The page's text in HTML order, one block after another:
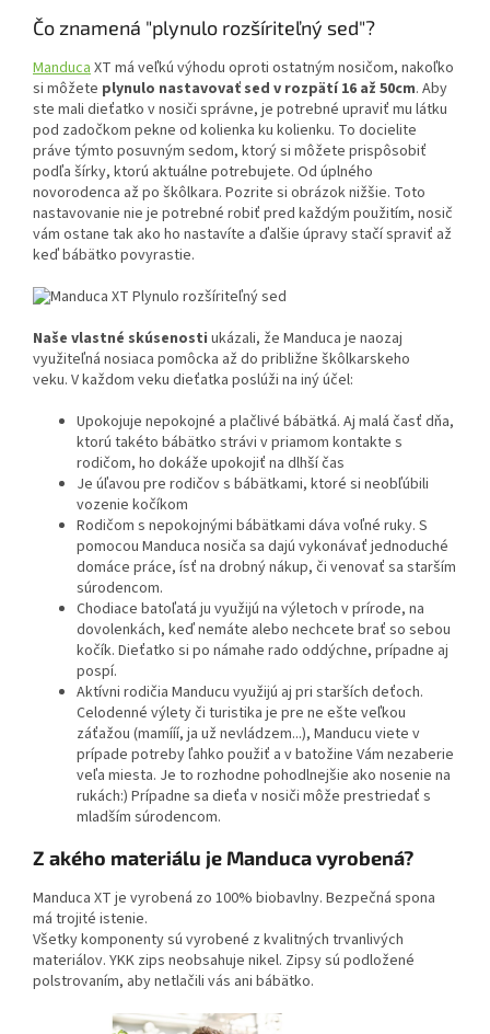
Čo znamená "plynulo rozšíriteľný sed"?
ManducaXT má veľkú výhodu oproti ostatným nosičom, nakoľko
si môžete plynulo nastavovať sed v rozpätí 16 až 50cm. Aby
ste mali dieťatko v nosiči správne, je potrebné upraviť mu látku
pod zadočkom pekne od kolienka ku kolienku. To docielite
práve týmto posuvným sedom, ktorý si môžete prispôsobiť
podľa šírky, ktorú aktuálne potrebujete. Od úplného
novorodenca až po škôlkara. Pozrite si obrázok nižšie. Toto
nastavovanie nie je potrebné robiť pred každým použitím, nosič
vám ostane tak ako ho nastavíte a ďalšie úpravy stačí spraviť až
keď bábätko povyrastie.
Naše vlastné skúsenosti ukázali, že Manduca je naozaj
využiteľná nosiaca pomôcka až do približne škôlkarskeho
veku. V každom veku dieťatka poslúži na iný účel:
Upokojuje nepokojné a plačlivé bábätká. Aj malá časť dňa,
ktorú takéto bábätko strávi v priamom kontakte s
rodičom, ho dokáže upokojiť na dlhší čas
Je úľavou pre rodičov s bábätkami, ktoré si neobľúbili
vozenie kočíkom
Rodičom s nepokojnými bábätkami dáva voľné ruky. S
pomocou Manduca nosiča sa dajú vykonávať jednoduché
domáce práce, ísť na drobný nákup, či venovať sa starším
súrodencom.
Chodiace batoľatá ju využijú na výletoch v prírode, na
dovolenkách, keď nemáte alebo nechcete brať so sebou
kočík. Dieťatko si po námahe rado oddýchne, prípadne aj
pospí.
Aktívni rodičia Manducu využijú aj pri starších deťoch.
Celodenné výlety či turistika je pre ne ešte veľkou
záťažou (mamííí, ja už nevládzem...), Manducu viete v
prípade potreby ľahko použiť a v batožine Vám nezaberie
veľa miesta. Je to rozhodne pohodlnejšie ako nosenie na
rukách:) Prípadne sa dieťa v nosiči môže prestriedať s
mladším súrodencom.
Z akého materiálu je Manduca vyrobená?
Manduca XT je vyrobená zo 100% biobavlny. Bezpečná spona
má trojité istenie.
Všetky komponenty sú vyrobené z kvalitných trvanlivých
materiálov. YKK zips neobsahuje nikel. Zipsy sú podložené
polstrovaním, aby netlačili vás ani bábätko.